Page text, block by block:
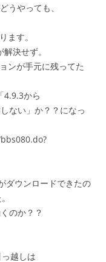
うやっても、
ます。
決せず。
ンが手元に残ってた
4.9.3から
ない」か？？になっ
ダウンロードできたの
のか？？
越しは